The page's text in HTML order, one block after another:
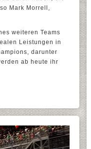
Mark Morrell,
weiteren Teams
Leistungen in
darunter
ab heute ihr